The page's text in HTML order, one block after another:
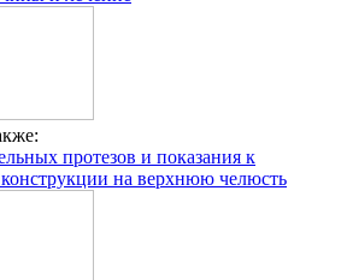
протезов и показания к
конструкции на верхнюю челюсть